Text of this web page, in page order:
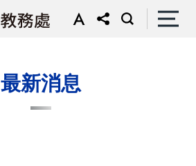
最新消息